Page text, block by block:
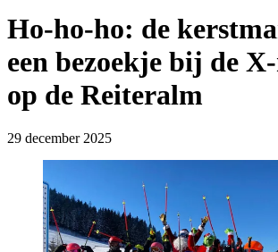
Ho-ho-ho: de
een bezoekje bij de
op de Reiteralm
29 december 2025